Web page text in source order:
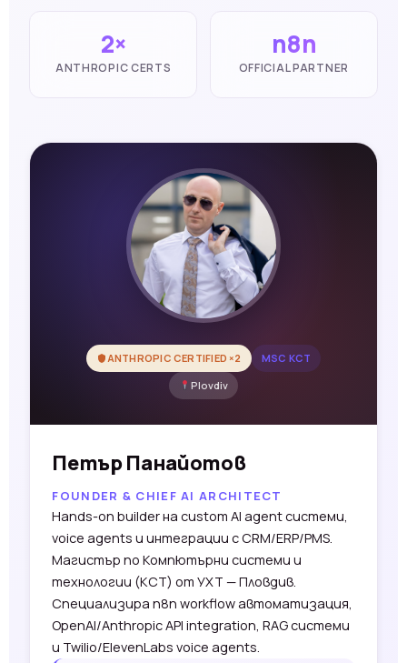
2×
ANTHROPIC CERTS
n8n
OFFICIAL PARTNER
ANTHROPIC CERTIFIED ×2
MSC КСТ
Plovdiv
Петър Панайотов
FOUNDER & CHIEF AI ARCHITECT
Hands-on builder на custom AI agent системи,
voice agents и интеграции с CRM/ERP/PMS.
Магистър по Компютърни системи и
технологии (КСТ) от УХТ — Пловдив.
Специализира n8n workflow автоматизация,
OpenAI/Anthropic API integration, RAG системи
и Twilio/ElevenLabs voice agents.